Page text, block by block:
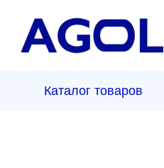
Каталог товаров